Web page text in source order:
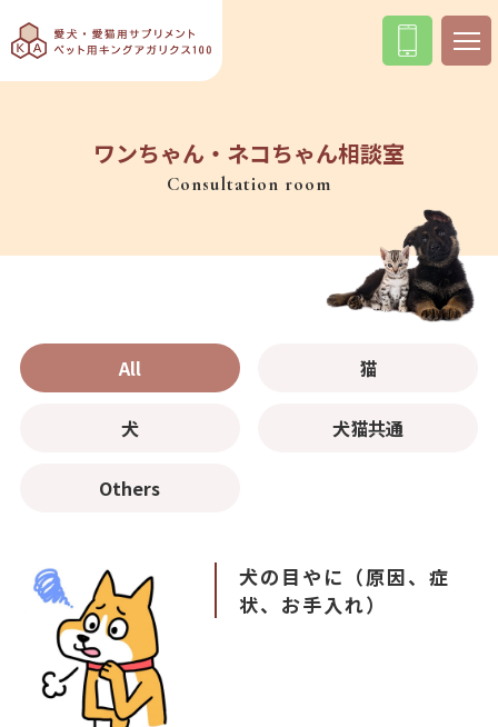
ワンちゃん・ネコちゃん相談室
Consultation room
All 猫
犬 犬猫共通
Others
犬の目やに（原因、症
状、お手入れ）